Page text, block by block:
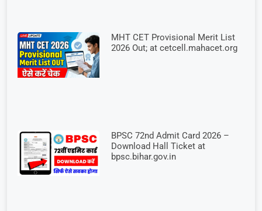
MHT CET Provisional Merit List
2026 Out; at cetcell.mahacet.org
BPSC 72nd Admit Card 2026 –
Download Hall Ticket at
bpsc.bihar.gov.in